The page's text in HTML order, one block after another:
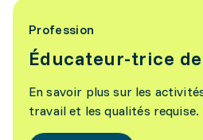
Profession
Éducateur-trice
En savoir plus sur les
travail et les qualités requise.